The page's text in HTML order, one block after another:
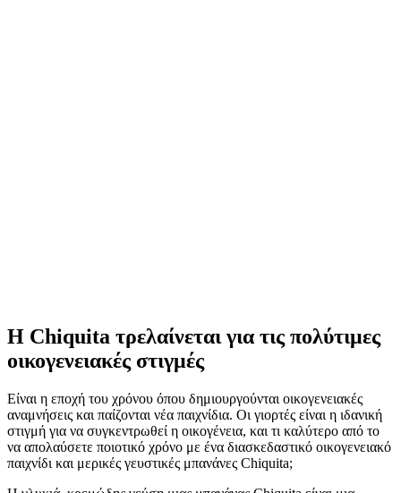
Η Chiquita τρελαίνεται για τις πολύτιμες
οικογενειακές στιγμές
Είναι η εποχή του χρόνου όπου δημιουργούνται οικογενειακές
αναμνήσεις και παίζονται νέα παιχνίδια. Οι γιορτές είναι η ιδανική
στιγμή για να συγκεντρωθεί η οικογένεια, και τι καλύτερο από το
να απολαύσετε ποιοτικό χρόνο με ένα διασκεδαστικό οικογενειακό
παιχνίδι και μερικές γευστικές μπανάνες Chiquita;